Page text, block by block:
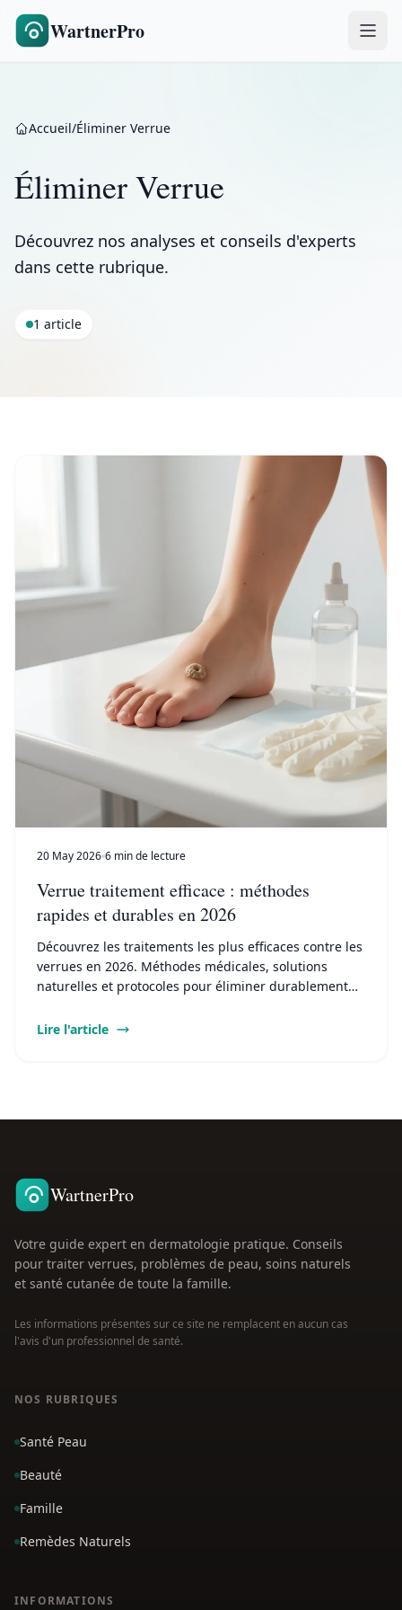
WartnerPro
Accueil/Éliminer Verrue
Éliminer Verrue
Découvrez nos analyses et conseils d'experts
dans cette rubrique.
1 article
20 May 2026 6 min de lecture
Verrue traitement efficace : méthodes
rapides et durables en 2026
Découvrez les traitements les plus efficaces contre les
verrues en 2026. Méthodes médicales, solutions
naturelles et protocoles pour éliminer durablement
Lire l'article
WartnerPro
Votre guide expert en dermatologie pratique. Conseils
pour traiter verrues, problèmes de peau, soins naturels
et santé cutanée de toute la famille.
Les informations présentes sur ce site ne remplacent en aucun cas
l'avis d'un professionnel de santé.
NOS RUBRIQUES
Santé Peau
Beauté
Famille
Remèdes Naturels
INFORMATIONS